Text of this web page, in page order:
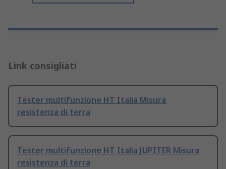
Link consigliati
Tester multifunzione HT Italia Misura
resistenza di terra
Tester multifunzione HT Italia JUPITER Misura
resistenza di terra